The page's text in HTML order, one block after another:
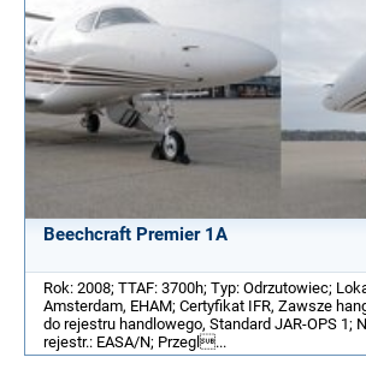
Beechcraft Premier 1A
Rok: 2008; TTAF: 3700h; Typ: Odrzutowiec;
Amsterdam, EHAM; Certyfikat IFR, Zawsze
do rejestru handlowego, Standard JAR-OPS 1;
rejestr.: EASA/N; Przegl...